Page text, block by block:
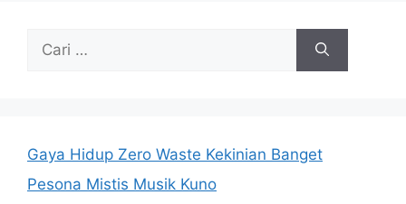
untuk:
Gaya Hidup Zero Waste Kekinian Banget
Pesona Mistis Musik Kuno